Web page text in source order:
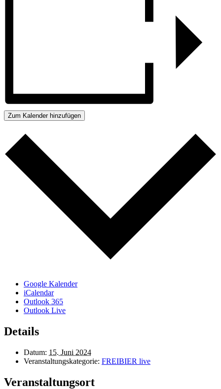
Zum Kalender hinzufügen
Google Kalender
iCalendar
Outlook 365
Outlook Live
Details
Datum: 15. Juni 2024
Veranstaltungskategorie: FREIBIER live
Veranstaltungsort